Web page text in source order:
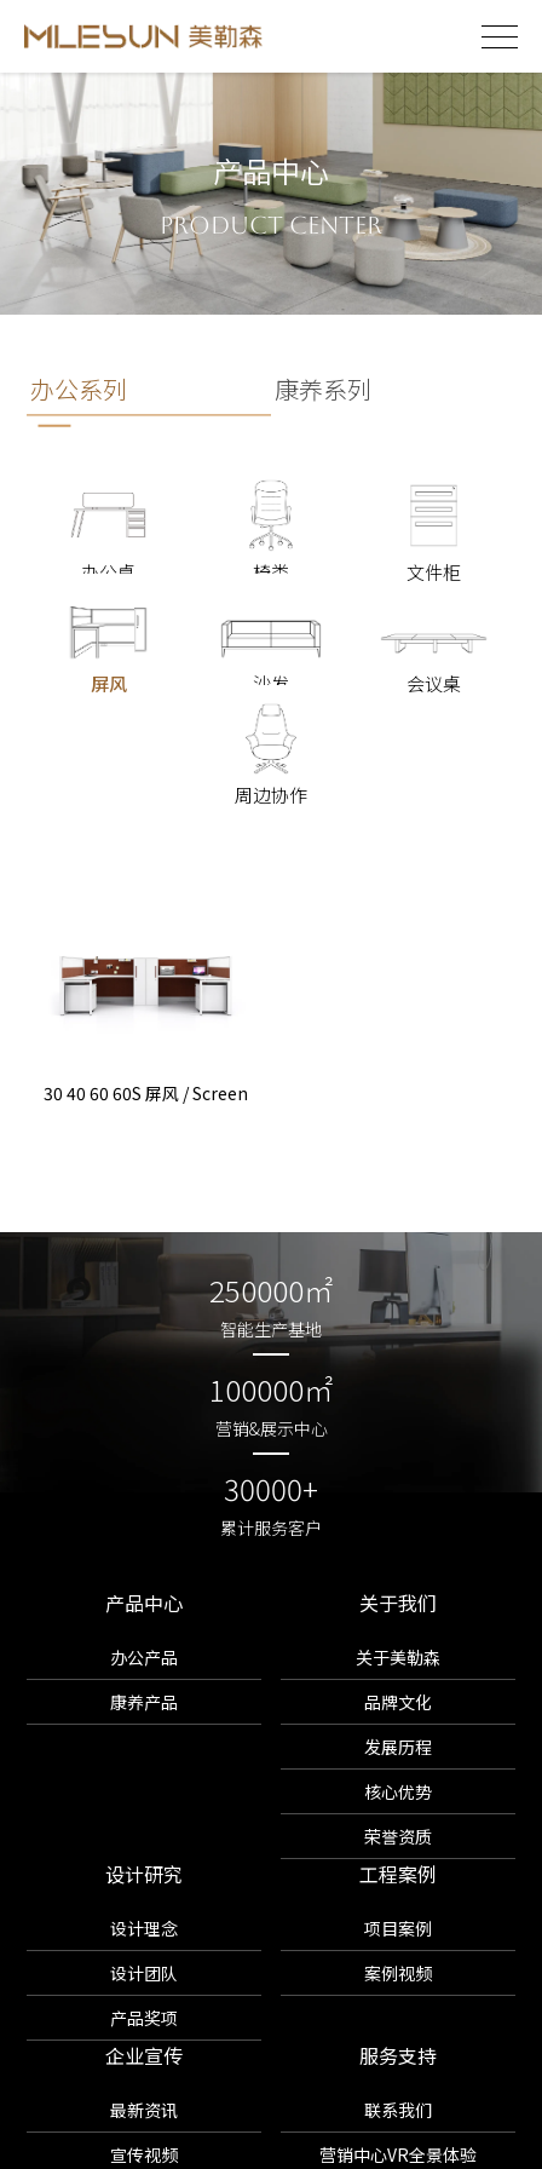
产品中心
Product Center
办公系列 康养系列
办公桌 椅类 文件柜
屏风 沙发 会议桌
周边协作
30 40 60 60S 屏风 / Screen
250000㎡
智能生产基地
100000㎡
营销&展示中心
30000+
累计服务客户
250000㎡
智能生产基地
100000㎡
营销&展示中心
30000+
累计服务客户
产品中心
办公产品
康养产品
关于我们
关于美勒森
品牌文化
发展历程
核心优势
荣誉资质
设计研究
设计理念
设计团队
产品奖项
工程案例
项目案例
案例视频
企业宣传
最新资讯
宣传视频
服务支持
联系我们
营销中心VR全景体验